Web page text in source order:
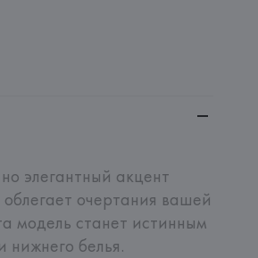
элегантный акцент
очертания вашей
модель станет истинным
белья.